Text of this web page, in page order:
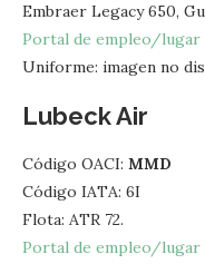
Embraer Legacy 650,
Portal de empleo/lugar
Uniforme: imagen no
Lubeck Air
Código OACI: MMD
Código IATA: 6I
Flota: ATR 72.
Portal de empleo/lugar